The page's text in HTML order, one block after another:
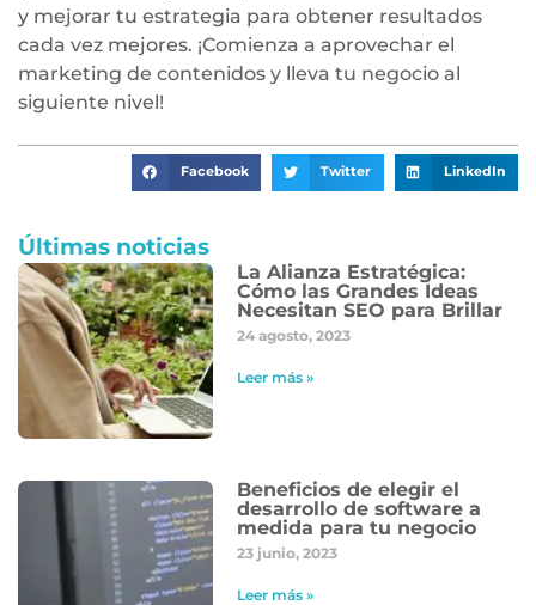
y mejorar tu estrategia para obtener resultados
cada vez mejores. ¡Comienza a aprovechar el
marketing de contenidos y lleva tu negocio al
siguiente nivel!
Facebook Twitter LinkedIn
Últimas noticias
La Alianza Estratégica:
Cómo las Grandes Ideas
Necesitan SEO para Brillar
24 agosto, 2023
Leer más »
Beneficios de elegir el
desarrollo de software a
medida para tu negocio
23 junio, 2023
Leer más »